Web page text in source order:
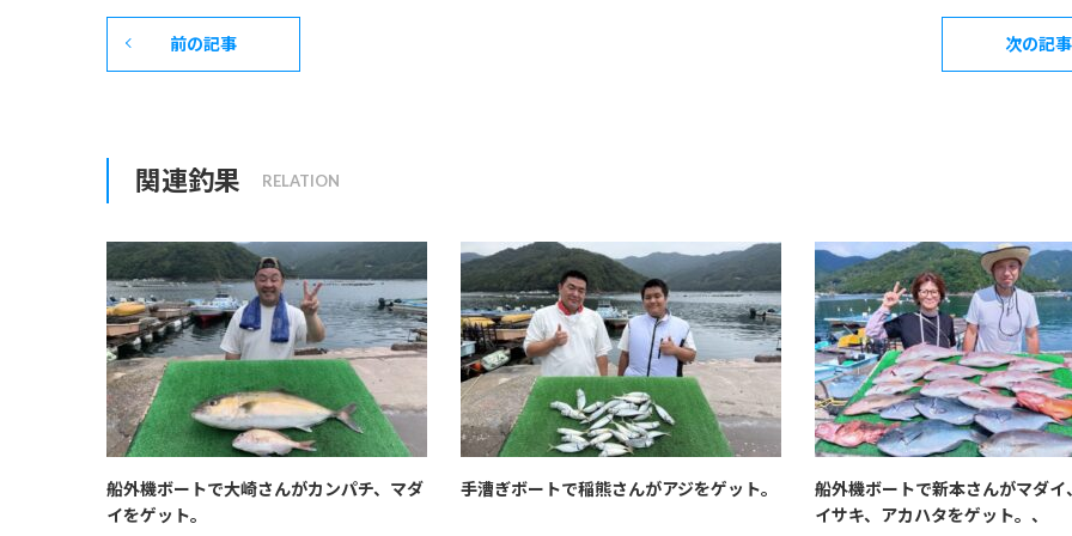
前の記事 次の記事
関連釣果
船外機ボートで大崎さんがカンパチ、マダ
イをゲット。
手漕ぎボートで稲熊さんがアジをゲット。
船外機ボートで新本さんがマダイ
イサキ、アカハタをゲット。、